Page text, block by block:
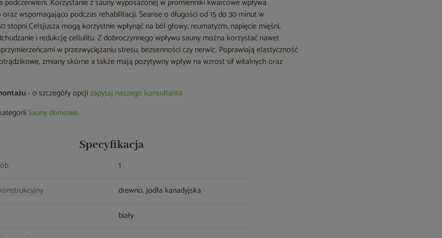
podczerwieni. Korzystanie z sauny wyposażonej w promienniki kwarcowe wpływa
wspomagająco podczas rehabilitacji. Seanse o długości od 15 do 30 minut w
stopni Celsjusza mogą korzystnie wpłynąć na ból głowy, reumatyzm, napięcie mięśni,
i redukcję cellulitu. Z dobroczynnego wpływu sauny można korzystać nawet
w przezwyciężaniu stresu, bezsenności czy nerwic. Poprawiają elastyczność
zmiany skórne a także mają pozytywny wpływ na wzrost sił witalnych oraz
- o szczegóły opcjizapytaj naszego konsultanta
Sauny domowe.
Specyfikacja
1
drewno, jodła kanadyjska
biały